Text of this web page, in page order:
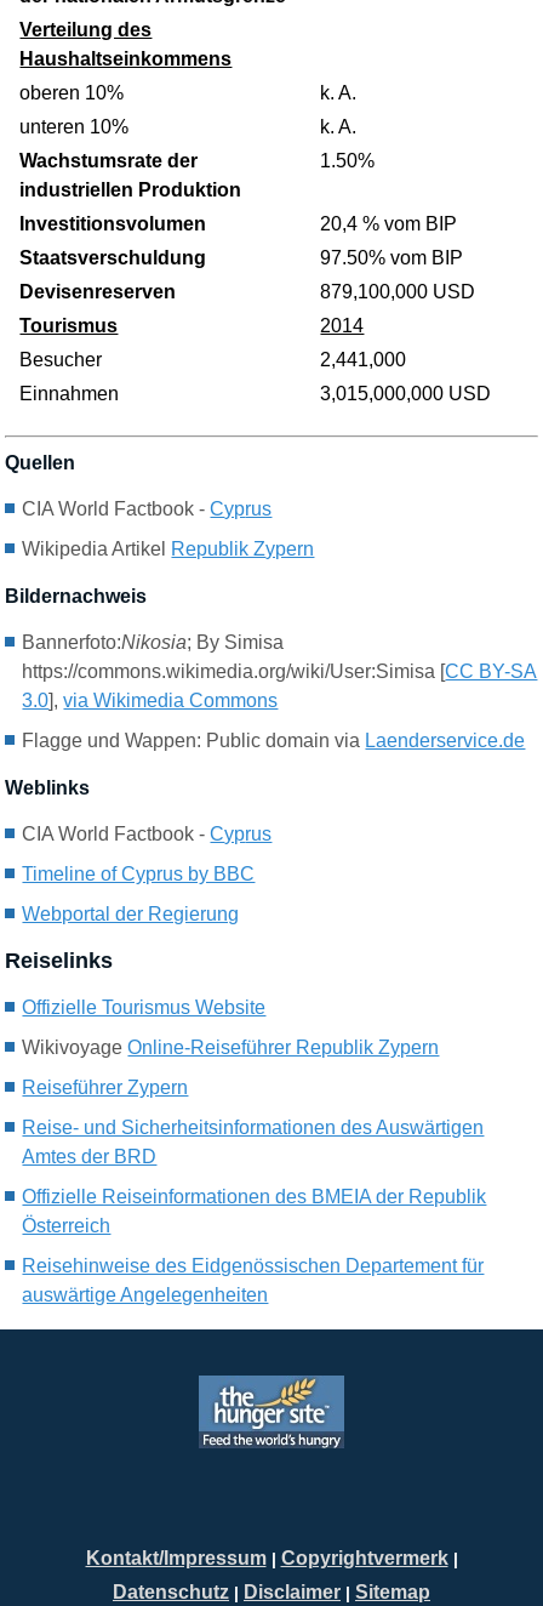
Verteilung des
Haushaltseinkommens
oberen 10%
k. A.
unteren 10%
k. A.
Wachstumsrate der
industriellen Produktion
1.50%
Investitionsvolumen
20,4 % vom BIP
Staatsverschuldung
97.50% vom BIP
Devisenreserven
879,100,000 USD
Tourismus
2014
Besucher
2,441,000
Einnahmen
3,015,000,000 USD
Quellen
CIA World Factbook -Cyprus
Wikipedia Artikel Republik Zypern
Bildernachweis
Bannerfoto:Nikosia; By Simisa
https://commons.wikimedia.org/wiki/User:Simisa [CC BY-SA
3.0],via Wikimedia Commons
Flagge und Wappen: Public domain via Laenderservice.de
Weblinks
CIA World Factbook -Cyprus
Timeline of Cyprus by BBC
Webportal der Regierung
Reiselinks
Offizielle Tourismus Website
WikivoyageOnline-Reiseführer Republik Zypern
Reiseführer Zypern
Reise- und Sicherheitsinformationen des Auswärtigen
Amtes der BRD
Offizielle Reiseinformationen des BMEIA der Republik
Österreich
Reisehinweise des Eidgenössischen Departement für
auswärtige Angelegenheiten
Kontakt/Impressum| Copyrightvermerk|
Datenschutz | Disclaimer | Sitemap